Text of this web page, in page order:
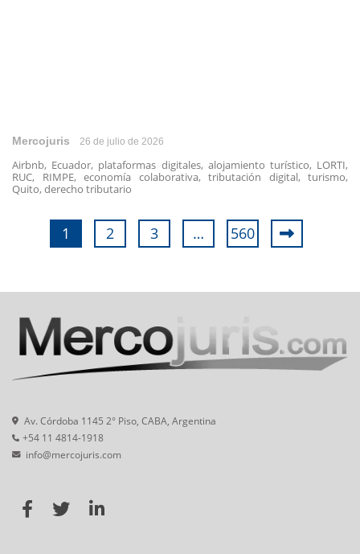
Mercojuris 26 de julio de 2026
Airbnb, Ecuador, plataformas digitales, alojamiento turístico, LORTI,
RUC, RIMPE, economía colaborativa, tributación digital, turismo,
Quito, derecho tributario
1 2 3 … 560
Av. Córdoba 1145 2° Piso, CABA, Argentina
+54 11 4814-1918
info@mercojuris.com